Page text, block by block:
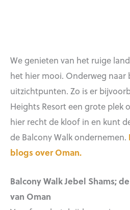
We genieten van het ruige
het hier mooi. Onderweg naar
uitzichtpunten. Zo is er
Heights Resort een grote plek
hier recht de kloof in en kunt
de Balcony Walk ondernemen.
blogs over Oman.
Balcony Walk Jebel Shams;
van Oman